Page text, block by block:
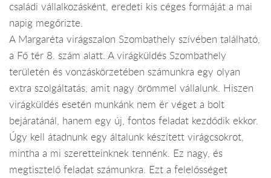
családi vállalkozásként, eredeti kis céges formáját a mai
napig megőrizte.
A Margaréta virágszalon Szombathely szívében található,
a Fő tér 8. szám alatt. A virágküldés Szombathely
területén és vonzáskörzetében számunkra egy olyan
extra szolgáltatás, amit nagy örömmel vállalunk. Hiszen
virágküldés esetén munkánk nem ér véget a bolt
bejáratánál, hanem egy új, fontos feladat kezdődik ekkor.
Úgy kell átadnunk egy általunk készített virágcsokrot,
mintha a mi szeretteinknek tennénk. Ez nagy, és
megtisztelő feladat számunkra. Ezt a felelősséget